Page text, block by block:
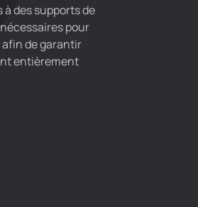
à des supports de
pour
de garantir
entièrement